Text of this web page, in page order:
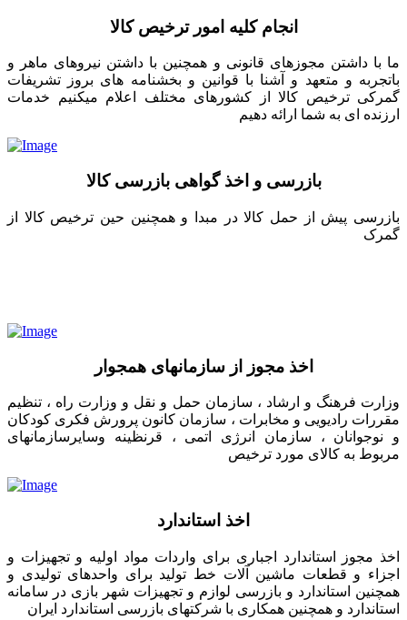
انجام کلیه امور ترخیص کالا
ما با داشتن مجوزهای قانونی و همچنین با داشتن نیروهای ماهر و
باتجربه و متعهد و آشنا با قوانین و بخشنامه های بروز تشریفات
گمرکی ترخیص کالا از کشورهای مختلف اعلام میکنیم خدمات
ارزنده ای به شما ارائه دهیم
بازرسی و اخذ گواهی بازرسی کالا
بازرسی پیش از حمل کالا در مبدا و همچنین حین ترخیص کالا از
گمرک
اخذ مجوز از سازمانهای همجوار
وزارت فرهنگ و ارشاد ، سازمان حمل و نقل و وزارت راه ، تنظیم
مقررات رادیویی و مخابرات ، سازمان کانون پرورش فکری کودکان
و نوجوانان ، سازمان انرژی اتمی ، قرنظینه وسایرسازمانهای
مربوط به کالای مورد ترخیص
اخذ استاندارد
اخذ مجوز استاندارد اجباری برای واردات مواد اولیه و تجهیزات و
اجزاء و قطعات ماشین آلات خط تولید برای واحدهای تولیدی و
همچنین استاندارد و بازرسی لوازم و تجهیزات شهر بازی در سامانه
استاندارد و همچنین همکاری با شرکتهای بازرسی استاندارد ایران